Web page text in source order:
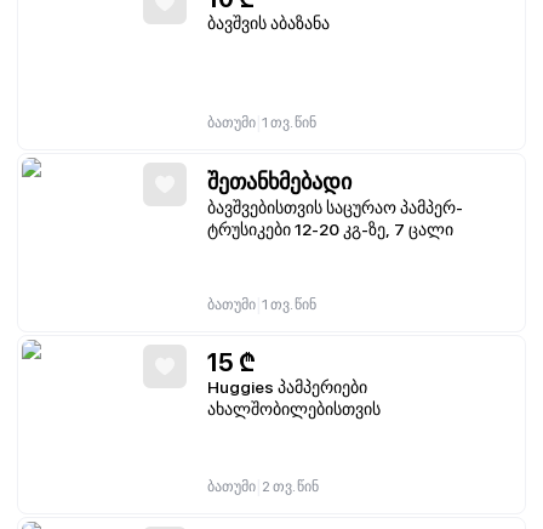
ბავშვის აბაზანა
ბათუმი 1 თვ. წინ
შეთანხმებადი
ბავშვებისთვის საცურაო პამპერ-
ტრუსიკები 12-20 კგ-ზე, 7 ცალი
ბათუმი 1 თვ. წინ
15 ₾
Huggies პამპერიები
ახალშობილებისთვის
ბათუმი 2 თვ. წინ